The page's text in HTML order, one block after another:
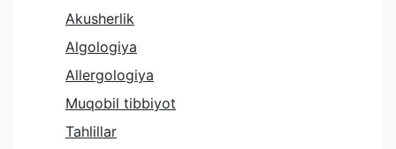
Akusherlik
Algologiya
Allergologiya
Muqobil tibbiyot
Tahlillar